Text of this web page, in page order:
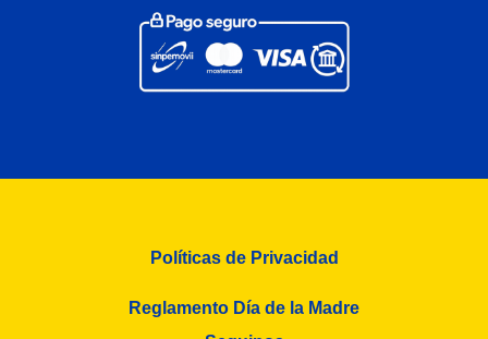
Políticas de Privacidad
Reglamento Día de la Madre